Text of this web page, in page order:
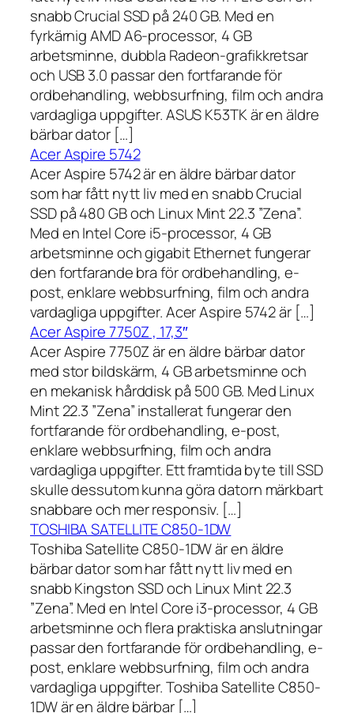
snabb Crucial SSD på 240 GB. Med en
fyrkärnig AMD A6-processor, 4 GB
arbetsminne, dubbla Radeon-grafikkretsar
och USB 3.0 passar den fortfarande för
ordbehandling, webbsurfning, film och andra
vardagliga uppgifter. ASUS K53TK är en äldre
bärbar dator […]
Acer Aspire 5742
Acer Aspire 5742 är en äldre bärbar dator
som har fått nytt liv med en snabb Crucial
SSD på 480 GB och Linux Mint 22.3 ”Zena”.
Med en Intel Core i5-processor, 4 GB
arbetsminne och gigabit Ethernet fungerar
den fortfarande bra för ordbehandling, e-
post, enklare webbsurfning, film och andra
vardagliga uppgifter. Acer Aspire 5742 är […]
Acer Aspire 7750Z , 17,3″
Acer Aspire 7750Z är en äldre bärbar dator
med stor bildskärm, 4 GB arbetsminne och
en mekanisk hårddisk på 500 GB. Med Linux
Mint 22.3 ”Zena” installerat fungerar den
fortfarande för ordbehandling, e-post,
enklare webbsurfning, film och andra
vardagliga uppgifter. Ett framtida byte till SSD
skulle dessutom kunna göra datorn märkbart
snabbare och mer responsiv. […]
TOSHIBA SATELLITE C850-1DW
Toshiba Satellite C850-1DW är en äldre
bärbar dator som har fått nytt liv med en
snabb Kingston SSD och Linux Mint 22.3
”Zena”. Med en Intel Core i3-processor, 4 GB
arbetsminne och flera praktiska anslutningar
passar den fortfarande för ordbehandling, e-
post, enklare webbsurfning, film och andra
vardagliga uppgifter. Toshiba Satellite C850-
1DW är en äldre bärbar […]